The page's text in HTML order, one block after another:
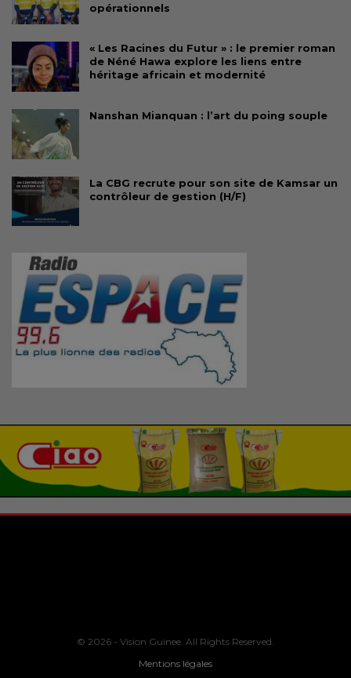
opérationnels
« Les Racines du Futur » : le premier roman
de Néné Hawa explore les liens entre
héritage africain et modernité
Nanshan Mianquan : l’art du poing souple
La CBG recrute pour son site de Kamsar un
contrôleur de gestion (H/F)
© 2026 - Vision Guinee. All Rights Reserved.
Mentions légales